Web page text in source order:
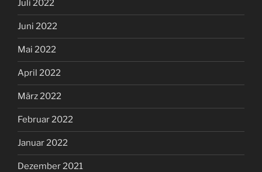
Juli 2022
Juni 2022
Mai 2022
April 2022
März 2022
Februar 2022
Januar 2022
Dezember 2021